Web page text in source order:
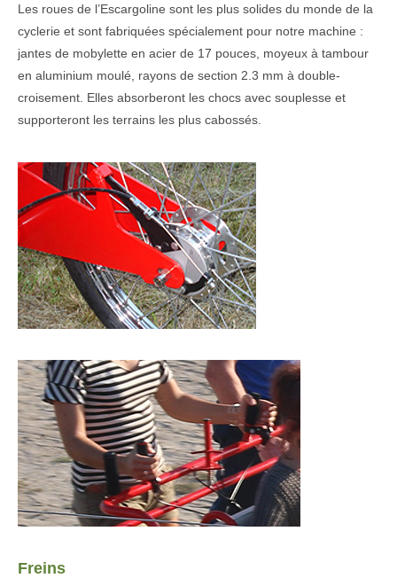
Les roues de l’Escargoline sont les plus solides du monde de la
cyclerie et sont fabriquées spécialement pour notre machine :
jantes de mobylette en acier de 17 pouces, moyeux à tambour
en aluminium moulé, rayons de section 2.3 mm à double-
croisement. Elles absorberont les chocs avec souplesse et
supporteront les terrains les plus cabossés.
Freins